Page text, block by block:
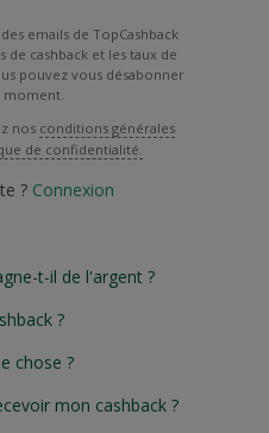
emails de TopCashback
cashback et les taux de
pouvez vous désabonner
moment.
nos conditions générales
de confidentialité.
? Connexion
t-il de l'argent ?
?
chose ?
mon cashback ?